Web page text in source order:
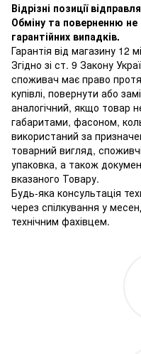
Відрізні позиції
Обміну та поверненню
гарантійних випадків.
Гарантія від магазину 12
Згідно зі ст. 9 Закону
споживач має право
купівлі, повернути або
аналогічний, якщо товар
габаритами, фасоном,
використаний за
товарний вигляд,
упаковка, а також
вказаного Товару.
Будь-яка консультація
через спілкування у
технічним фахівцем.